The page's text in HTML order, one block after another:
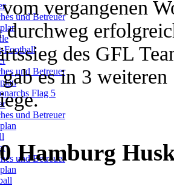
und Betreuer
Football
und Betreuer
Flag 5
und Betreuer
und Betreuer
vergangenen
durchweg
des GFL
es in 3 weiteren
Hamburg